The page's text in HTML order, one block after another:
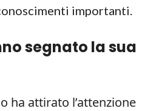
importanti.
segnato la sua
ha attirato l’attenzione